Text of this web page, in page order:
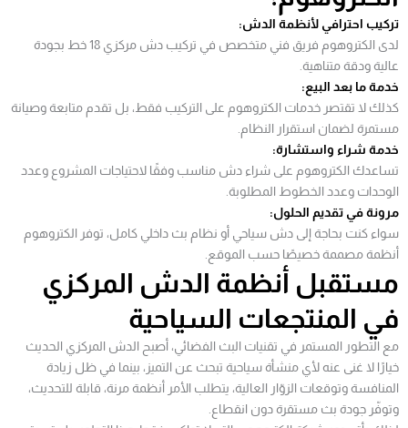
تركيب احترافي لأنظمة الدش:
لدى الكتروهوم فريق فني متخصص في تركيب دش مركزي 18 خط بجودة
عالية ودقة متناهية.
خدمة ما بعد البيع:
كذلك لا تقتصر خدمات الكتروهوم على التركيب فقط، بل تقدم متابعة وصيانة
مستمرة لضمان استقرار النظام.
خدمة شراء واستشارة:
تساعدك الكتروهوم على شراء دش مناسب وفقًا لاحتياجات المشروع وعدد
الوحدات وعدد الخطوط المطلوبة.
مرونة في تقديم الحلول:
سواء كنت بحاجة إلى دش سياحي أو نظام بث داخلي كامل، توفر الكتروهوم
أنظمة مصممة خصيصًا حسب الموقع.
مستقبل أنظمة الدش المركزي
في المنتجعات السياحية
مع التطور المستمر في تقنيات البث الفضائي، أصبح الدش المركزي الحديث
خيارًا لا غنى عنه لأي منشأة سياحية تبحث عن التميز، بينما في ظل زيادة
المنافسة وتوقعات الزوّار العالية، يتطلب الأمر أنظمة مرنة، قابلة للتحديث،
وتوفّر جودة بث مستقرة دون انقطاع.